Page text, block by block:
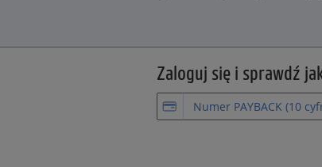
Zaloguj się i sprawdź